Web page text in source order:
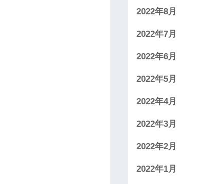
2022年8月
2022年7月
2022年6月
2022年5月
2022年4月
2022年3月
2022年2月
2022年1月